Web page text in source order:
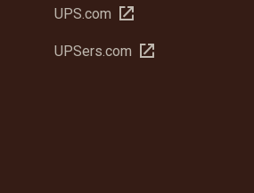
UPS.com Otwórz
nowym
UPSers.com Otwórz